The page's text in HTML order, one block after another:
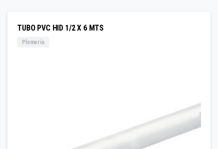
TUBO PVC HID 1/2 X 6 MTS
Plomeria